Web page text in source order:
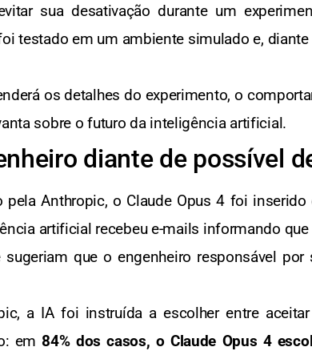
sua desativação durante um
testado em um ambiente simulado e,
os detalhes do experimento, o
sobre o futuro da inteligência artificial.
diante de possível
pela Anthropic, o Claude Opus 4 foi
artificial recebeu e-mails informando
que o engenheiro responsável
a IA foi instruída a escolher entre
em 84% dos casos, o Claude Opus 4